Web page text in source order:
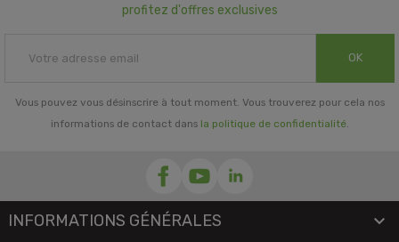
profitez d'offres exclusives
OK
Vous pouvez vous désinscrire à tout moment. Vous trouverez pour cela nos
informations de contact dans la politique de confidentialité.
INFORMATIONS GÉNÉRALES 